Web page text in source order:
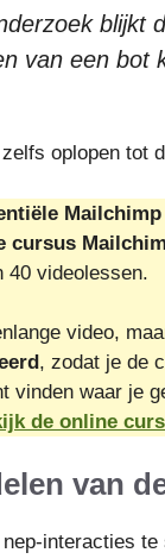
blijkt
van een bot
oplopen tot
cursus
40 videolessen.
video,
, zodat je de
vinden waar je
de online
van
interacties